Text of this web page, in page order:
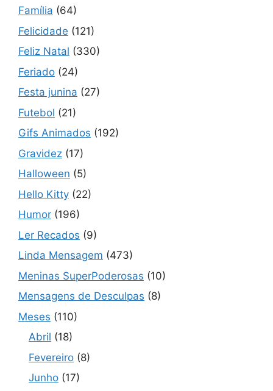
Família (64)
Felicidade (121)
Feliz Natal (330)
Feriado (24)
Festa junina (27)
Futebol (21)
Gifs Animados (192)
Gravidez (17)
Halloween (5)
Hello Kitty (22)
Humor (196)
Ler Recados (9)
Linda Mensagem (473)
Meninas SuperPoderosas (10)
Mensagens de Desculpas (8)
Meses (110)
Abril (18)
Fevereiro (8)
Junho (17)